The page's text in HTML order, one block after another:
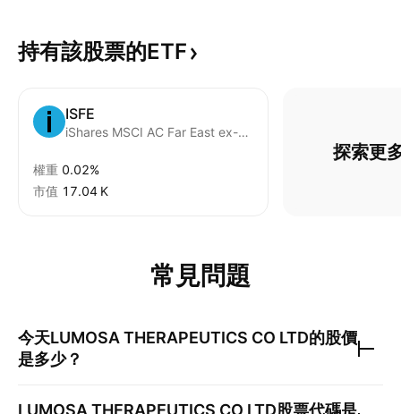
持有該股票的ETF
ISFE
iShares MSCI AC Far East ex-Japan SmallCap UCITS ETF USD
權重 0.02%
市值 ‪17.04 K‬
探索更
常見問題
今天LUMOSA THERAPEUTICS CO LTD的股價
是多少？
LUMOSA THERAPEUTICS CO LTD股票代碼是